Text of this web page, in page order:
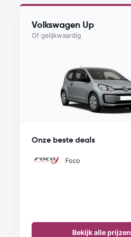
Volkswagen Up
Of gelijkwaardig
Onze beste deals
Foco
Bekijk alle prijzen